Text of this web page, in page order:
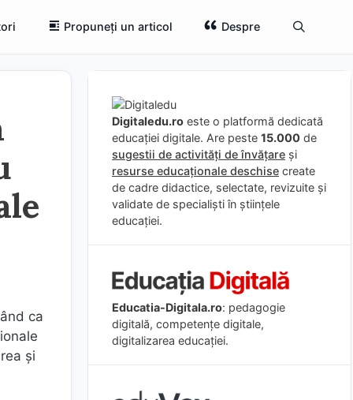
Propuneți un articol Despre
ca
și
Digitaledu.ro este o platformă dedicată
educației digitale. Are peste 15.000 de
sugestii de activități de învățare și
resurse educaționale deschise create
de cadre didactice, selectate, revizuite și
validate de specialiști în științele
educației.
Educatia-Digitala.ro: pedagogie
digitală, competențe digitale,
digitalizarea educației.